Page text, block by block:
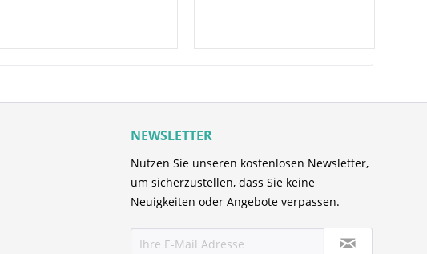
NEWSLETTER
Nutzen Sie unseren kostenlosen Newsletter,
um sicherzustellen, dass Sie keine
Neuigkeiten oder Angebote verpassen.